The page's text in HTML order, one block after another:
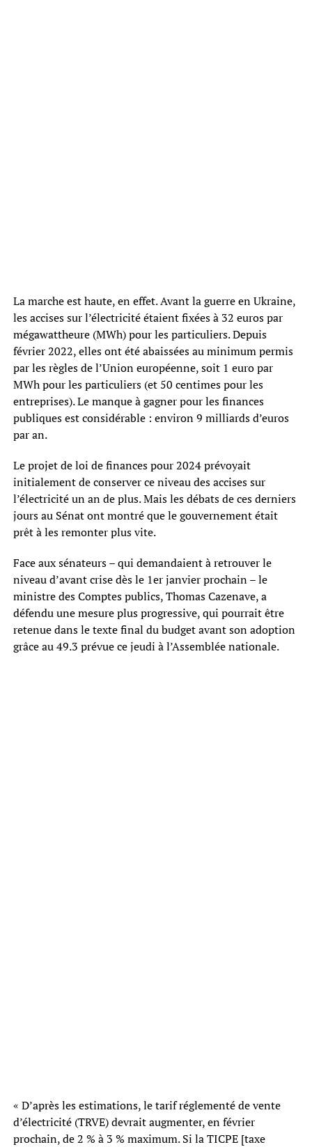
La marche est haute, en effet. Avant la guerre en Ukraine,
les accises sur l’électricité étaient fixées à 32 euros par
mégawattheure (MWh) pour les particuliers. Depuis
février 2022, elles ont été abaissées au minimum permis
par les règles de l’Union européenne, soit 1 euro par
MWh pour les particuliers (et 50 centimes pour les
entreprises). Le manque à gagner pour les finances
publiques est considérable : environ 9 milliards d’euros
par an.
Le projet de loi de finances pour 2024 prévoyait
initialement de conserver ce niveau des accises sur
l’électricité un an de plus. Mais les débats de ces derniers
jours au Sénat ont montré que le gouvernement était
prêt à les remonter plus vite.
Face aux sénateurs – qui demandaient à retrouver le
niveau d’avant crise dès le 1er janvier prochain – le
ministre des Comptes publics, Thomas Cazenave, a
défendu une mesure plus progressive, qui pourrait être
retenue dans le texte final du budget avant son adoption
grâce au 49.3 prévue ce jeudi à l’Assemblée nationale.
« D’après les estimations, le tarif réglementé de vente
d’électricité (TRVE) devrait augmenter, en février
prochain, de 2 % à 3 % maximum. Si la TICPE [taxe